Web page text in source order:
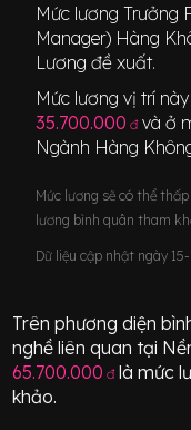
Mức lươngTrưởng
Manager) Hàng
Lương đề xuất.
Mức lương vị trí
35.700.000 đ và ở
Ngành Hàng
Mức lương sẽ có thể
lương bình quân tham
Dữ liệu cập nhật ngày 15-
Trên phương diện
nghề liên quan tại
65.700.000 đlà mức
khảo.